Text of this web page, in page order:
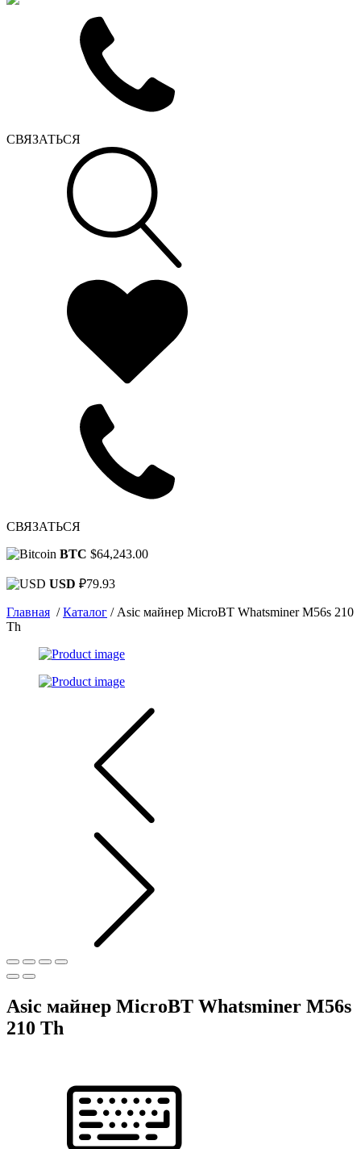
СВЯЗАТЬСЯ
СВЯЗАТЬСЯ
BTC $64,243.00
USD ₽79.93
Главная /Каталог / Asic майнер MicroBT Whatsminer M56s 210
Th
Asic майнер MicroBT Whatsminer M56s
210 Th